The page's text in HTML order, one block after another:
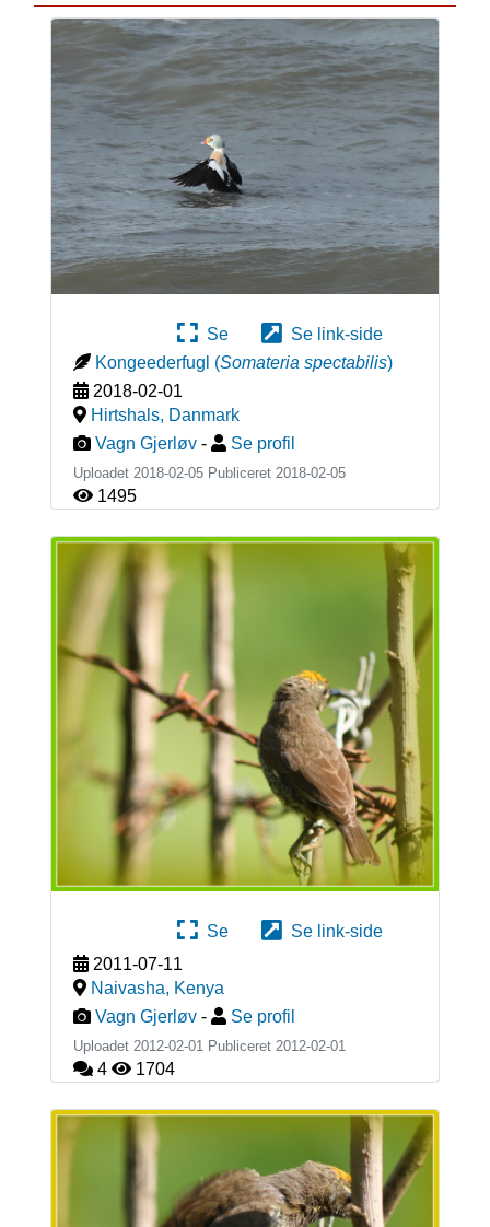
Se
Se link-side
Kongeederfugl (Somateria spectabilis)
2018-02-01
Hirtshals, Danmark
Vagn Gjerløv - Se profil
Uploadet 2018-02-05 Publiceret 2018-02-05
1495
Se
Se link-side
2011-07-11
Naivasha, Kenya
Vagn Gjerløv - Se profil
Uploadet 2012-02-01 Publiceret 2012-02-01
4 1704